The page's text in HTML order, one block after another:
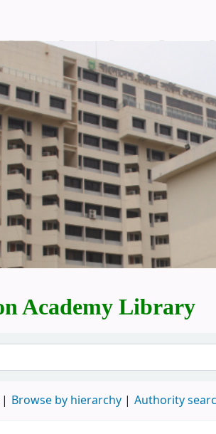
Academy Library
Browse by hierarchy Authority